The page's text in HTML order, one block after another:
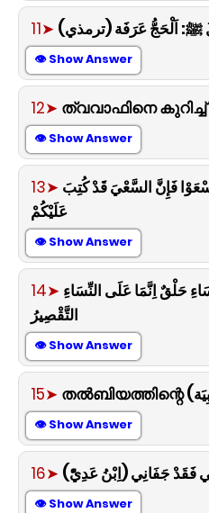
11➤ ﷺ: اَلْحَجُّ عَرَفَة (ترمذي)
👁 Show Answer
12➤ ത്വവാഫിനെ കുറിച്ച്
👁 Show Answer
13➤ فَإِنَّ السَّعْيَ قَدْ كُتِبَ
عَلَيْكُمْ
👁 Show Answer
14➤ حَلْقٌ اِنَّمَا عَلَى النِّسَاءِ
التَّقْصِيرُ
👁 Show Answer
15➤
👁 Show Answer
16➤ فَقَدْ جَفَانِي (اِبْنُ عَدِيّْ)
👁 Show Answer